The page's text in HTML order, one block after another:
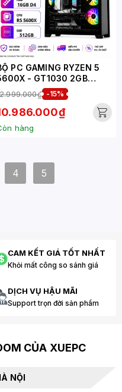
PC GAMING RYZEN 5
- GT1030 2GB
(XUEPC202-G)
-15%
hàng
4 5
CAM KẾT GIÁ TỐT NHẤT
Khỏi mất công so sánh giá
DỊCH VỤ HẬU MÃI
Support trọn đời sản phẩm
CỦA XUEPC
NỘI